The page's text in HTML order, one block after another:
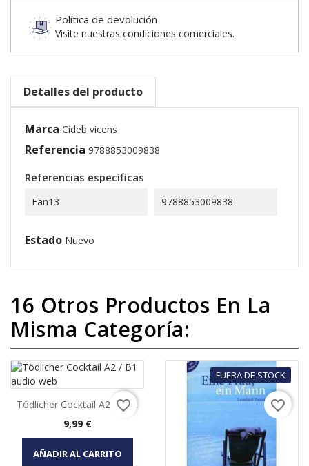
Política de devolución
Visite nuestras condiciones comerciales.
Detalles del producto
Marca Cideb vicens
Referencia 9788853009838
Referencias específicas
Ean13 9788853009838
Estado Nuevo
16 Otros Productos En La
Misma Categoría:
Tödlicher Cocktail A2 / B1...
Precio
9,99 €
AÑADIR AL CARRITO
favorite_border
FUERA DE STOCK
favorite_border